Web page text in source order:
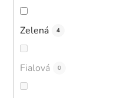
Zelená 4
Fialová 0